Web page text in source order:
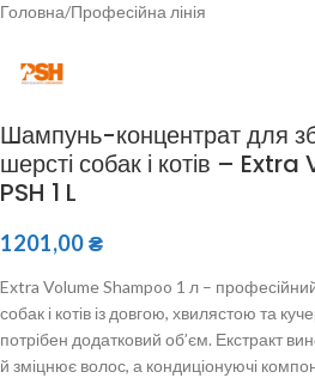
Головна/Професійна лінія
Шампунь-концентрат для
шерсті собак і котів –
PSH 1 L
1201,00₴
Extra Volume Shampoo 1 л –
собак і котів із довгою, хвилястою та
потрібен додатковий об’єм. Екстракт
й зміцнює волос, а кондиціонуючі